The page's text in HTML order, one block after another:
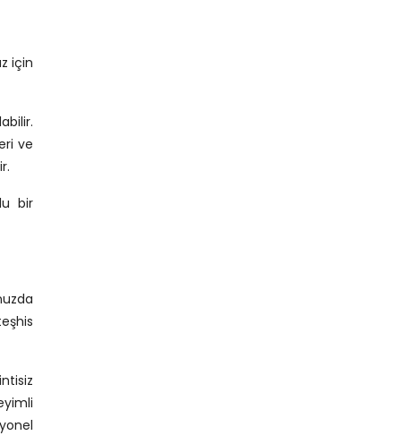
için
ve
bir